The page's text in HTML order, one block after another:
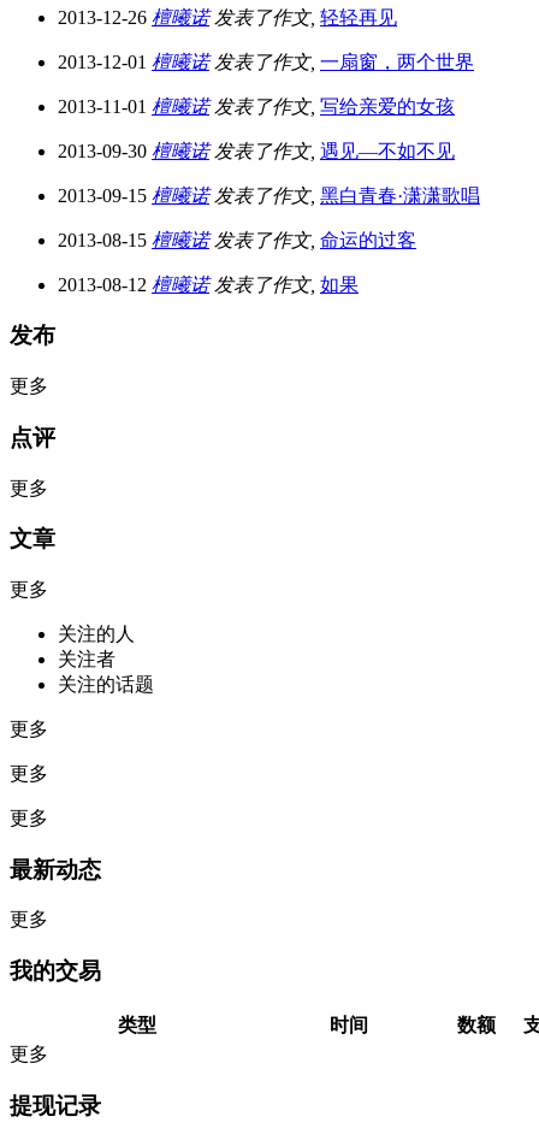
2013-12-26 檀曦诺发表了作文, 轻轻再见
2013-12-01 檀曦诺发表了作文, 一扇窗，两个世界
2013-11-01 檀曦诺发表了作文, 写给亲爱的女孩
2013-09-30 檀曦诺发表了作文, 遇见—不如不见
2013-09-15 檀曦诺发表了作文, 黑白青春·潇潇歌唱
2013-08-15 檀曦诺发表了作文, 命运的过客
2013-08-12 檀曦诺发表了作文, 如果
发布
更多
点评
更多
文章
更多
关注的人
关注者
关注的话题
更多
更多
更多
最新动态
更多
我的交易
类型 时间 数额
更多
提现记录